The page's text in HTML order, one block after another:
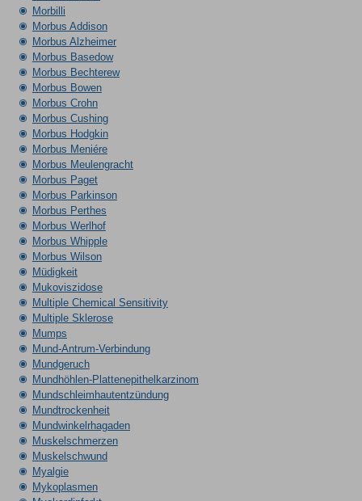
Morbilli
Morbus Addison
Morbus Alzheimer
Morbus Basedow
Morbus Bechterew
Morbus Bowen
Morbus Crohn
Morbus Cushing
Morbus Hodgkin
Morbus Meniére
Morbus Meulengracht
Morbus Paget
Morbus Parkinson
Morbus Perthes
Morbus Werlhof
Morbus Whipple
Morbus Wilson
Müdigkeit
Mukoviszidose
Multiple Chemical Sensitivity
Multiple Sklerose
Mumps
Mund-Antrum-Verbindung
Mundgeruch
Mundhöhlen-Plattenepithelkarzinom
Mundschleimhautentzündung
Mundtrockenheit
Mundwinkelrhagaden
Muskelschmerzen
Muskelschwund
Myalgie
Mykoplasmen